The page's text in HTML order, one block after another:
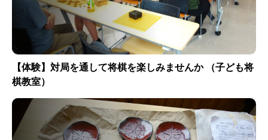
【体験】対局を通して将棋を楽しみませんか （子ども将
棋教室）